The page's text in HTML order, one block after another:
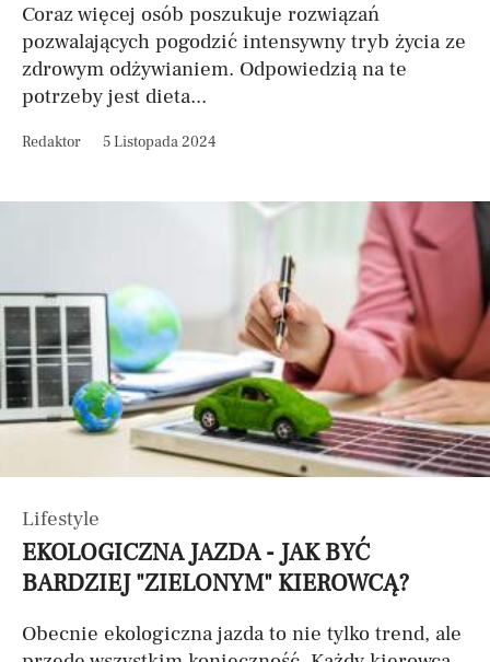
Coraz więcej osób poszukuje rozwiązań
pozwalających pogodzić intensywny tryb życia ze
zdrowym odżywianiem. Odpowiedzią na te
potrzeby jest dieta...
Redaktor 5 Listopada 2024
Lifestyle
EKOLOGICZNA JAZDA - JAK BYĆ
BARDZIEJ "ZIELONYM" KIEROWCĄ?
Obecnie ekologiczna jazda to nie tylko trend, ale